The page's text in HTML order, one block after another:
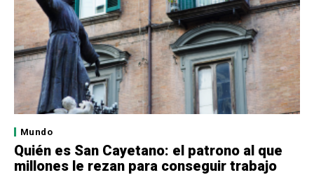
Mundo
Quién es San Cayetano: el patrono al que
millones le rezan para conseguir trabajo